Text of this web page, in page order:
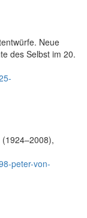
Neue
des Selbst im 20.
peter-von-